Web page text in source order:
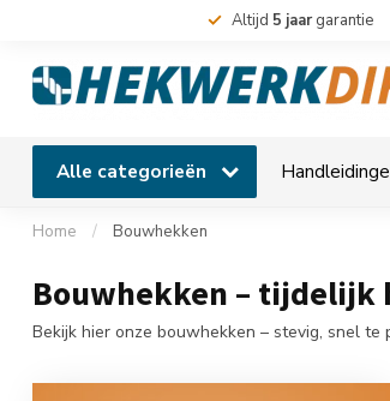
Altijd 5 jaargarantie
Alle categorieën
Home / Bouwhekken
Bouwhekken –
Bekijk hier onze bouwhekken – stevig, snel